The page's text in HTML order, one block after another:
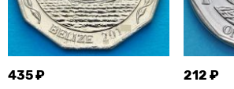
435 ₽ 212 ₽